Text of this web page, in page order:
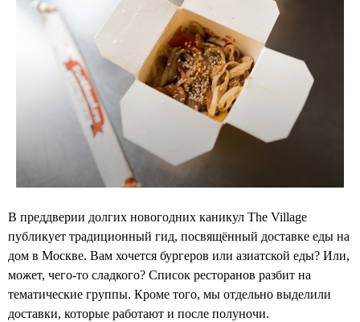
В преддверии долгих новогодних каникул The Village
публикует традиционный гид, посвящённый доставке еды на
дом в Москве. Вам хочется бургеров или азиатской еды? Или,
может, чего-то сладкого? Список ресторанов разбит на
тематические группы. Кроме того, мы отдельно выделили
доставки, которые работают и после полуночи.